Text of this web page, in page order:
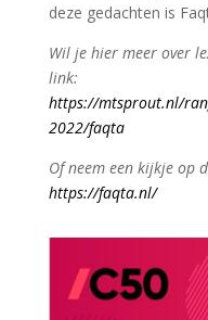
deze gedachten is
Wil je hier meer over
link:
https://mtsprout.nl/
2022/faqta
Of neem een kijkje op
https://faqta.nl/